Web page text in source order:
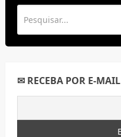
✉ RECEBA POR E-MAIL